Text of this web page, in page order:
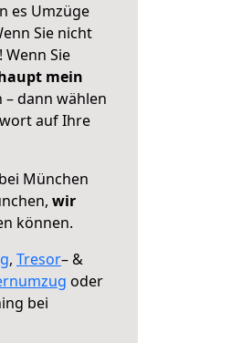
es Umzüge
Sie nicht
Sie
mein
dann wählen
auf Ihre
München
wir
können.
, Tresor– &
oder
bei